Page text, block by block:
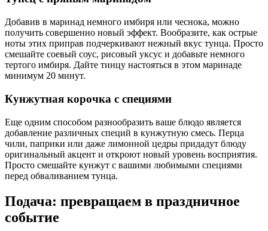
Добавив в маринад немного имбиря или чеснока, можно
получить совершенно новый эффект. Вообразите, как острые
ноты этих приправ подчеркивают нежный вкус тунца. Просто
смешайте соевый соус, рисовый уксус и добавьте немного
тертого имбиря. Дайте тинцу настояться в этом маринаде
минимум 20 минут.
Кунжутная корочка с специями
Еще одним способом разнообразить ваше блюдо является
добавление различных специй в кунжутную смесь. Перца
чили, паприки или даже лимонной цедры придадут блюду
оригинальный акцент и откроют новый уровень восприятия.
Просто смешайте кунжут с вашими любимыми специями
перед обваливанием тунца.
Подача: превращаем в праздничное
событие